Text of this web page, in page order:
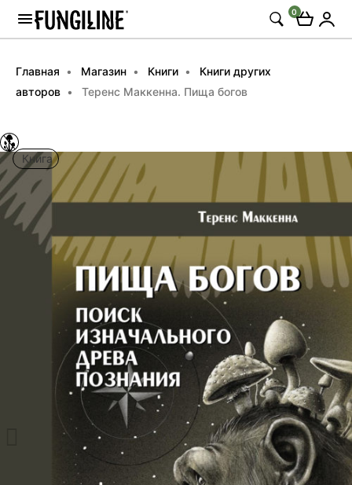
0
Главная Магазин Книги
Книги других
авторов
Теренс Маккенна. Пища богов
Книга